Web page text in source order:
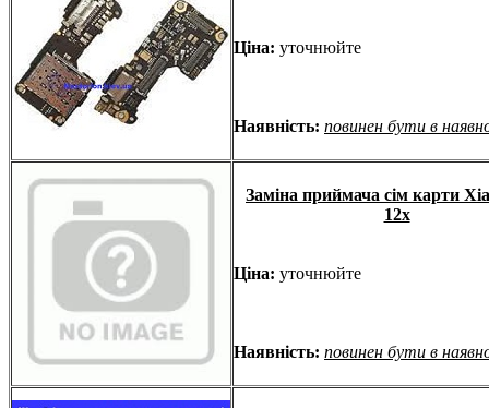
Ціна: уточнюйте
Наявність: повинен бути в
Заміна приймача сім карти
12x
Ціна: уточнюйте
Наявність: повинен бути в